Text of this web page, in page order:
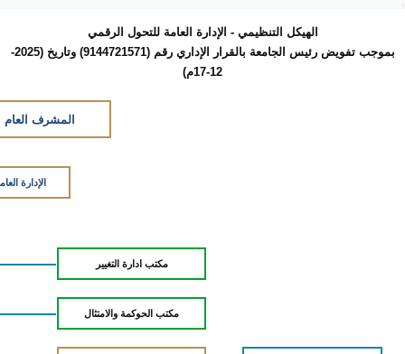
الهيكل التنظيمي - الإدارة العامة للتحول الرقمي
بموجب تفويض رئيس الجامعة بالقرار الإداري رقم (9144721571) وتاريخ (2025-
12-17م)
المشرف العام
الإدارة
مكتب ادارة التغيير
مكتب الحوكمة والامتثال